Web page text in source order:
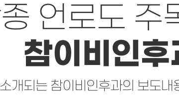
언로도 주
참이비인후
개되는 참이비인후과의 보도내